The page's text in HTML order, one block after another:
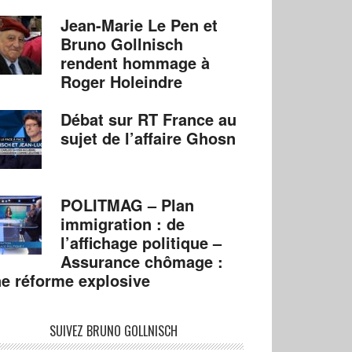
Jean-Marie Le Pen et
Bruno Gollnisch
rendent hommage à
Roger Holeindre
Débat sur RT France au
sujet de l’affaire Ghosn
POLITMAG – Plan
immigration : de
l’affichage politique –
Assurance chômage :
réforme explosive
SUIVEZ BRUNO GOLLNISCH